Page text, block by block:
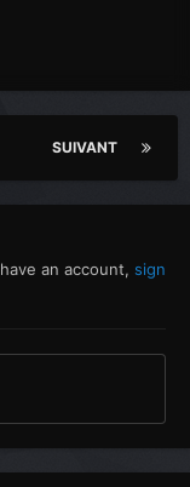
SUIVANT
an account, sign